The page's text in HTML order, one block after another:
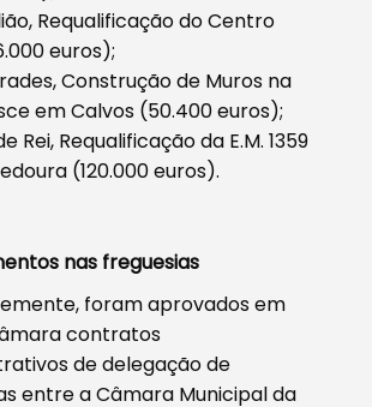
Requalificação do Centro
euros);
Construção de Muros na
em Calvos (50.400 euros);
Rei, Requalificação da E.M. 1359
(120.000 euros).
nas freguesias
foram aprovados em
contratos
de delegação de
entre a Câmara Municipal da